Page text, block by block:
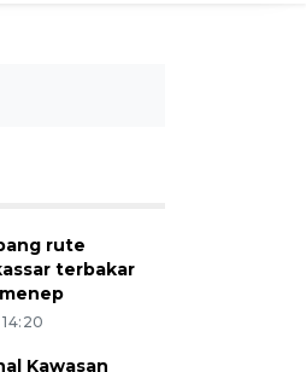
rute
terbakar
Kawasan